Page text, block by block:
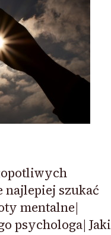
szukać
mentalne|
psychologa| Jaki